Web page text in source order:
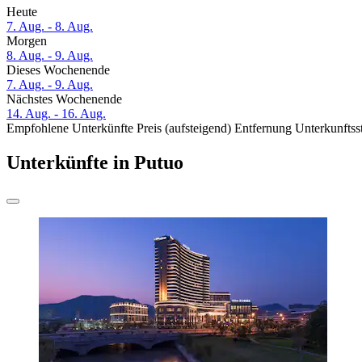
Heute
7. Aug. - 8. Aug.
Morgen
8. Aug. - 9. Aug.
Dieses Wochenende
7. Aug. - 9. Aug.
Nächstes Wochenende
14. Aug. - 16. Aug.
Empfohlene Unterkünfte Preis (aufsteigend) Entfernung
Unterkünfte in Putuo